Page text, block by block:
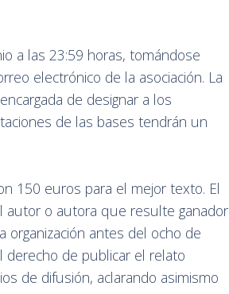
a las 23:59 horas, tomándose
electrónico de la asociación. La
de designar a los
de las bases tendrán un
150 euros para el mejor texto. El
autor o autora que resulte ganador
organización antes del ocho de
derecho de publicar el relato
de difusión, aclarando asimismo